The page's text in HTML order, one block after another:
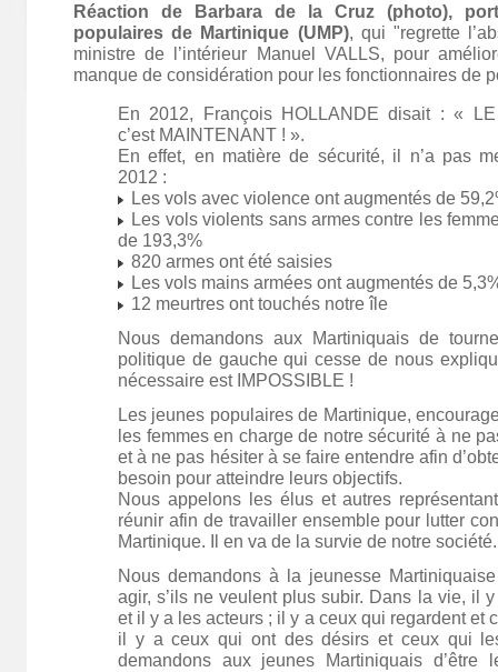
Réaction de Barbara de la Cruz (photo),
populaires de Martinique (UMP), qui "regrette
ministre de l’intérieur Manuel VALLS, pour
manque de considération pour les fonctionnaires de
En 2012, François HOLLANDE disait : « LE
c’est MAINTENANT ! ».
En effet, en matière de sécurité, il n’a pas
2012 :
Les vols avec violence ont augmentés de
Les vols violents sans armes contre les
de 193,3%
820 armes ont été saisies
Les vols mains armées ont augmentés de
12 meurtres ont touchés notre île
Nous demandons aux Martiniquais de
politique de gauche qui cesse de nous
nécessaire est IMPOSSIBLE !
Les jeunes populaires de Martinique,
les femmes en charge de notre sécurité à ne
et à ne pas hésiter à se faire entendre afin
besoin pour atteindre leurs objectifs.
Nous appelons les élus et autres
réunir afin de travailler ensemble pour lutter
Martinique. Il en va de la survie de notre société.
Nous demandons à la jeunesse
agir, s’ils ne veulent plus subir. Dans la vie, il
et il y a les acteurs ; il y a ceux qui regardent et
il y a ceux qui ont des désirs et ceux qui
demandons aux jeunes Martiniquais d’être